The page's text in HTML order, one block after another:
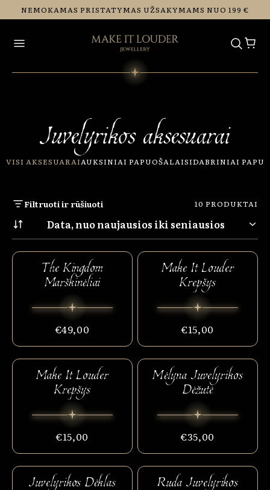
Eiti į
turinį
NEMOKAMAS PRISTATYMAS UŽSAKYMAMS NUO 199 €
Juvelyrikos aksesuarai
VISI AKSESUARAIAUKSINIAI PAPUOŠALAISIDABRINIAI
Filtruoti ir rūšiuoti 10 PRODUKTAI
Data, nuo naujausios iki seniausios
The Kingdom
Marškinėliai
€49,00
Make It Louder
Krepšys
€15,00
Make It Louder
Krepšys
€15,00
Mėlyna Juvelyrikos
Dėžutė
€35,00
Juvelyrikos Dėklas Ruda Juvelyrikos